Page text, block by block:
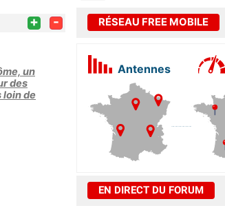
+ -
un
des
loin de
RÉSEAU FREE MOBILE
Antennes
EN DIRECT DU FORUM